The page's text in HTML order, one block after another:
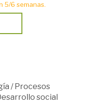
5/6 semanas.
/ Procesos
social